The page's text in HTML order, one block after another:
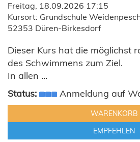
Freitag, 18.09.2026 17:15
Kursort: Grundschule
52353 Düren-Birkesdorf
Dieser Kurs hat die möglichst
des Schwimmens zum Ziel.
In allen ...
Status:
Anmeldung auf
WARENKORB
EMPFEHLEN